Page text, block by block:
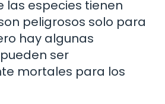
las especies tienen
peligrosos solo para
hay algunas
ser
mortales para los